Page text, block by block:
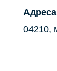
Адреса
04210,